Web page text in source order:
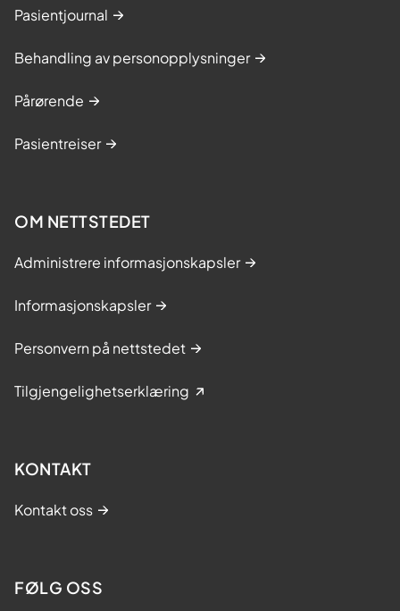
Pasientjournal
Behandling av personopplysninger
Pårørende
Pasientreiser
OM NETTSTEDET
Administrere informasjonskapsler
Informasjonskapsler
Personvern på nettstedet
Tilgjengelighetserklæring
KONTAKT
Kontakt oss
FØLG OSS